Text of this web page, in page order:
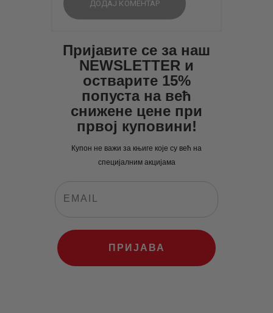
Пријавите се за наш
NEWSLETTER и
остварите 15%
попуста на већ
снижене цене при
првој куповини!
Купон не важи за књиге које су већ на
специјалним акцијама
ПРИЈАВА